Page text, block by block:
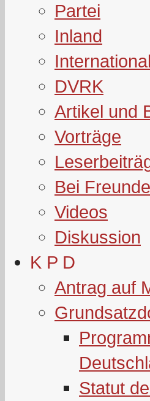
Partei
Inland
International
DVRK
Artikel und
Vorträge
Bei
Videos
Diskussion
K P D
Antrag auf
Statut